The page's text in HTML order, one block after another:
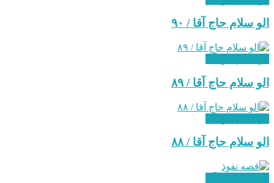
الو سلام حاج آقا / ۹۰
‌الو سلام حاج آقا / ۸۹
الو سلام حاج آقا / ۸۸